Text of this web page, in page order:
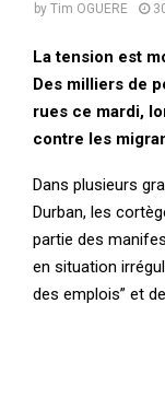
by Tim OGUERE
La tension est
Des milliers de
rues ce mardi,
contre les
Dans plusieurs
Durban, les
partie des
en situation
des emplois” et